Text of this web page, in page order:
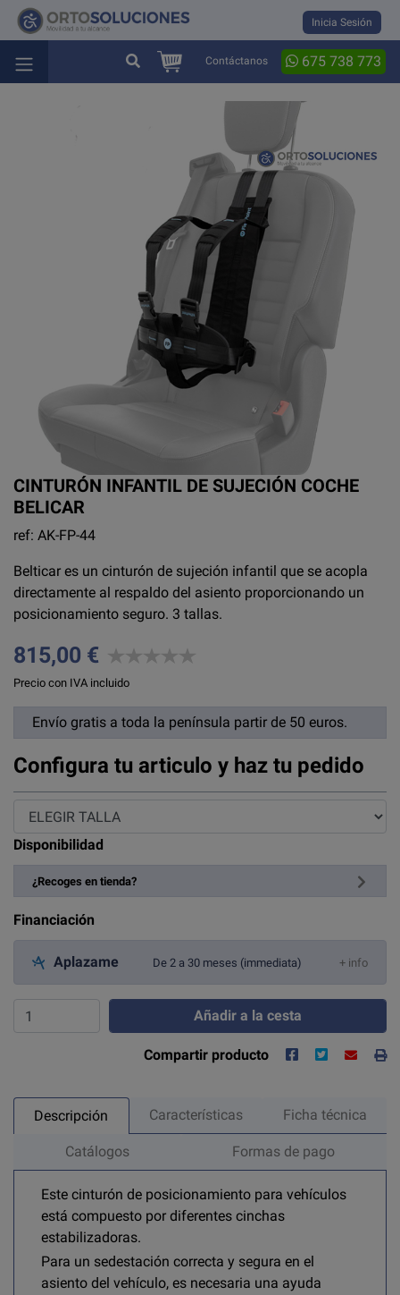
Inicia Sesión
Contáctanos 675 738 773
CINTURÓN INFANTIL DE SUJECIÓN COCHE
BELICAR
ref: AK-FP-44
Belticar es un cinturón de sujeción infantil que se acopla
directamente al respaldo del asiento proporcionando un
posicionamiento seguro. 3 tallas.
815,00 €
Precio con IVA incluido
Envío gratis a toda la península partir de 50 euros.
Configura tu articulo y haz tu pedido
Disponibilidad
¿Recoges en tienda?
Financiación
Aplazame De 2 a 30 meses (immediata) + info
Añadir a la cesta
Compartir producto
Descripción Características Ficha técnica
Catálogos Formas de pago
Este cinturón de posicionamiento para vehículos
está compuesto por diferentes cinchas
estabilizadoras.
Para un sedestación correcta y segura en el
asiento del vehículo, es necesaria una ayuda